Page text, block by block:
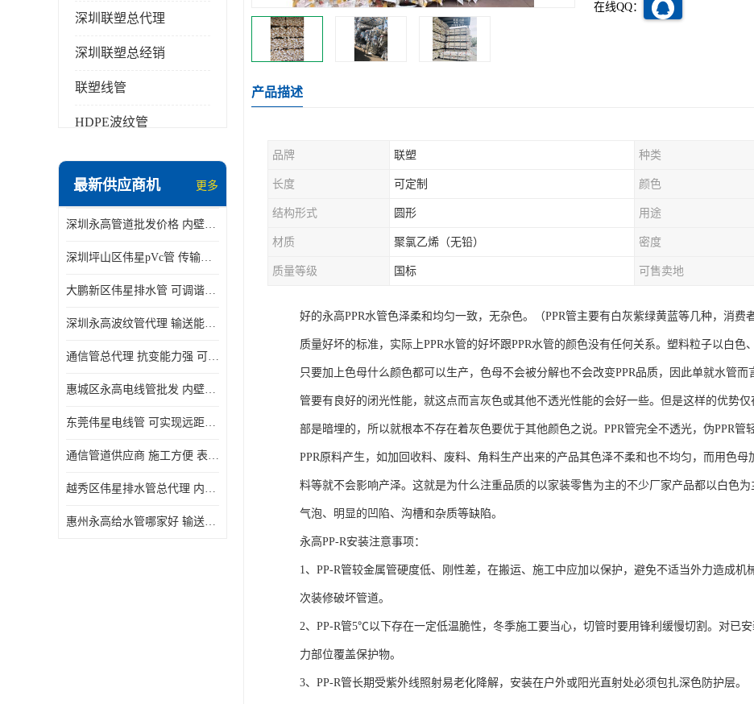
深圳联塑总代理
深圳联塑总经销
联塑线管
HDPE波纹管
最新供应商机 更多
深圳永高管道批发价格 内壁光滑 抗震性能好
深圳坪山区伟星pVc管 传输损耗小 频率稳定性好
大鹏新区伟星排水管 可调谐性好 大功率 效率高
深圳永高波纹管代理 输送能力强 可以承受高温
通信管总代理 抗变能力强 可耐强震 扭曲
惠城区永高电线管批发 内壁光滑 抗震性能好
东莞伟星电线管 可实现远距离通信 频率稳定性好
通信管道供应商 施工方便 表面电阻系数大
越秀区伟星排水管总代理 内部表面光滑 大功率 效率高
惠州永高给水管哪家好 输送能力强 方便施工和运输
在线QQ：
产品描述
品牌 联塑 种类
长度 可定制 颜色
结构形式 圆形 用途
材质 聚氯乙烯（无铅） 密度
质量等级 国标 可售卖地
好的永高PPR水管色泽柔和均匀一致，无杂色。（PPR管主要有白灰紫绿黄蓝等几种，消
质量好坏的标准，实际上PPR水管的好坏跟PPR水管的颜色没有任何关系。塑料粒子以白
只要加上色母什么颜色都可以生产，色母不会被分解也不会改变PPR品质，因此单就水管
管要有良好的闭光性能，就这点而言灰色或其他不透光性能的会好一些。但是这样的优势
部是暗埋的，所以就根本不存在着灰色要优于其他颜色之说。PPR管完全不透光，伪PPR
PPR原料产生，如加回收料、废料、角料生产出来的产品其色泽不柔和也不均匀，而用色
料等就不会影响产泽。这就是为什么注重品质的以家装零售为主的不少厂家产品都以白色
气泡、明显的凹陷、沟槽和杂质等缺陷。
永高PP-R安装注意事项：
1、PP-R管较金属管硬度低、刚性差，在搬运、施工中应加以保护，避免不适当外力造成
次装修破坏管道。
2、PP-R管5℃以下存在一定低温脆性，冬季施工要当心，切管时要用锋利缓慢切割。对已
力部位覆盖保护物。
3、PP-R管长期受紫外线照射易老化降解，安装在户外或阳光直射处必须包扎深色防护层。